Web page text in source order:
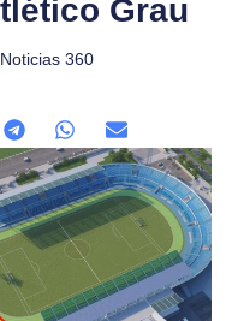
Grau
Noticias 360